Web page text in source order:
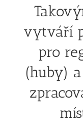
vytváří
pro
(huby)